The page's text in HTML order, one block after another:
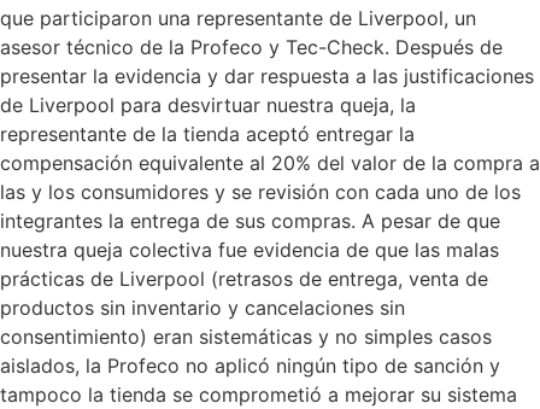
que participaron una representante de Liverpool, un
asesor técnico de la Profeco y Tec-Check. Después de
presentar la evidencia y dar respuesta a las justificaciones
de Liverpool para desvirtuar nuestra queja, la
representante de la tienda aceptó entregar la
compensación equivalente al 20% del valor de la compra a
las y los consumidores y se revisión con cada uno de los
integrantes la entrega de sus compras. A pesar de que
nuestra queja colectiva fue evidencia de que las malas
prácticas de Liverpool (retrasos de entrega, venta de
productos sin inventario y cancelaciones sin
consentimiento) eran sistemáticas y no simples casos
aislados, la Profeco no aplicó ningún tipo de sanción y
tampoco la tienda se comprometió a mejorar su sistema